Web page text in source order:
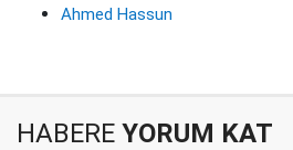
Ahmed Hassun
HABERE YORUM KAT